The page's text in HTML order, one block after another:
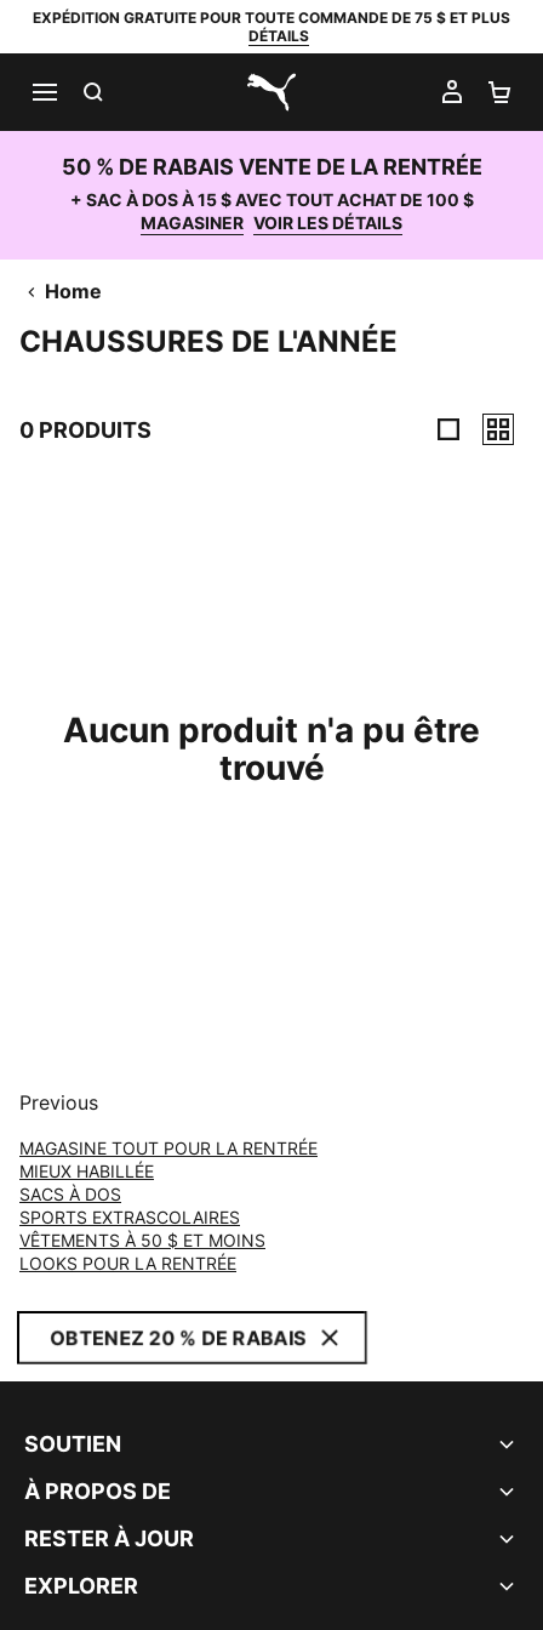
EXPÉDITION GRATUITE POUR TOUTE COMMANDE DE 75 $ ET PLUS
DÉTAILS
PUMA.com
MON
50 % DE RABAIS VENTE DE LA RENTRÉE
+ SAC À DOS À 15 $ AVEC TOUT ACHAT DE 100 $
MAGASINER VOIR LES DÉTAILS
Home
CHAUSSURES DE L'ANNÉE
0 PRODUITS
Aucun produit n'a pu être
trouvé
Previous
MAGASINE TOUT POUR LA RENTRÉE
MIEUX HABILLÉE
SACS À DOS
SPORTS EXTRASCOLAIRES
VÊTEMENTS À 50 $ ET MOINS
LOOKS POUR LA RENTRÉE
OBTENEZ 20 % DE RABAIS
SOUTIEN
À PROPOS DE
RESTER À JOUR
EXPLORER